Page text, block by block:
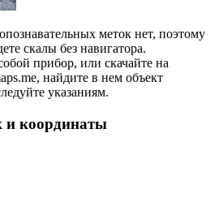
меток нет, поэтому
скалы без навигатора.
прибор, или скачайте на
найдите в нем объект
указаниям.
и координаты